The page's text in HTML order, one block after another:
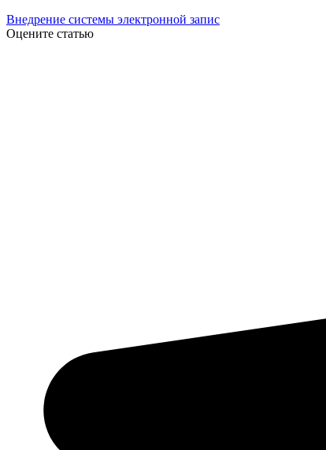
Внедрение системы электронной запис
Оцените статью